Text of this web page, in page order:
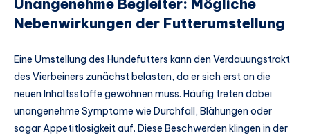
Unangenehme Begleiter: Mögliche
Nebenwirkungen der Futterumstellung
Eine Umstellung des Hundefutters kann den Verdauungstrakt
des Vierbeiners zunächst belasten, da er sich erst an die
neuen Inhaltsstoffe gewöhnen muss. Häufig treten dabei
unangenehme Symptome wie Durchfall, Blähungen oder
sogar Appetitlosigkeit auf. Diese Beschwerden klingen in der